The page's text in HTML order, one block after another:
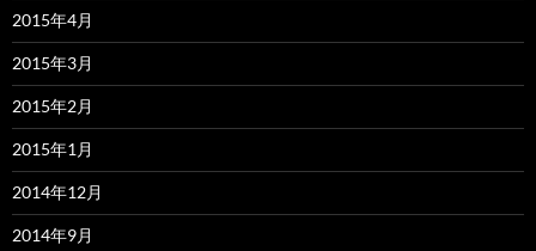
2015年4月
2015年3月
2015年2月
2015年1月
2014年12月
2014年9月